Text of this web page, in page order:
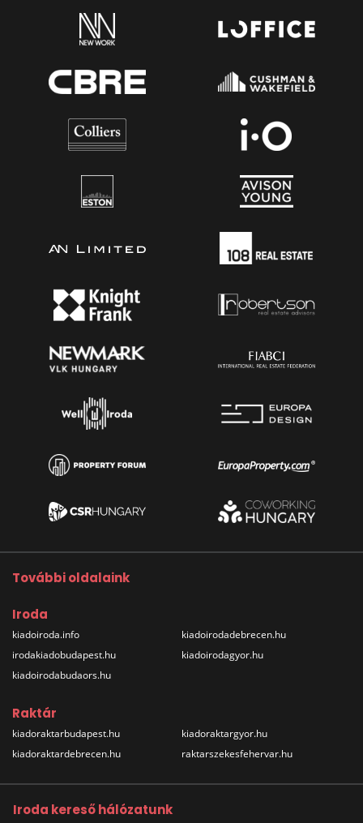
További oldalaink
Iroda
kiadoiroda.info
irodakiadobudapest.hu
kiadoirodabudaors.hu
kiadoirodadebrecen.hu
kiadoirodagyor.hu
Raktár
kiadoraktarbudapest.hu
kiadoraktardebrecen.hu
kiadoraktargyor.hu
raktarszekesfehervar.hu
Iroda kereső hálózatunk